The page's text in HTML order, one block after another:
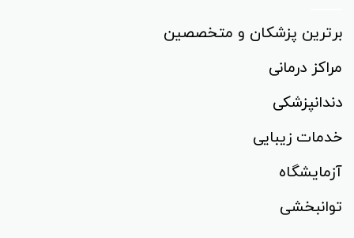
برترین پزشکان و متخصصین
مراکز درمانی
دندانپزشکی
خدمات زیبایی
آزمایشگاه
توانبخشی‌